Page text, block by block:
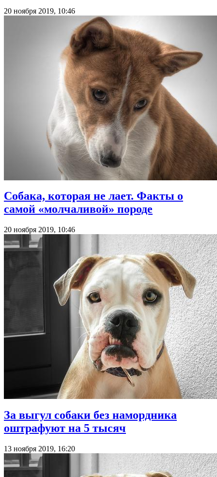
20 ноября 2019, 10:46
Собака, которая не лает. Факты о
самой «молчаливой» породе
20 ноября 2019, 10:46
За выгул собаки без намордника
оштрафуют на 5 тысяч
13 ноября 2019, 16:20